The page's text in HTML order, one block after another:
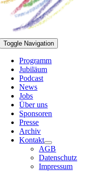
Toggle Navigation
Programm
Jubiläum
Podcast
News
Jobs
Über uns
Sponsoren
Presse
Archiv
Kontakt
AGB
Datenschutz
Impressum